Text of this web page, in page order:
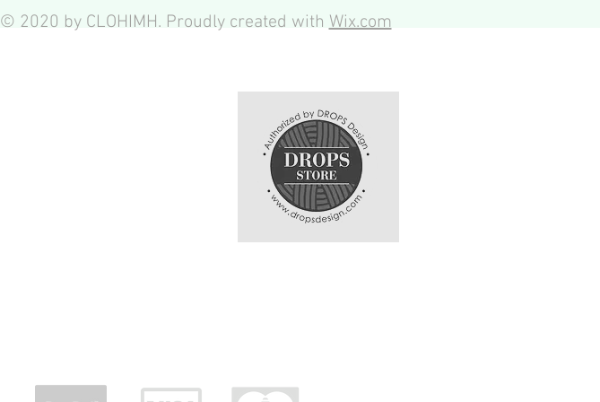
© 2020 by CLOHIMH. Proudly created withWix.com